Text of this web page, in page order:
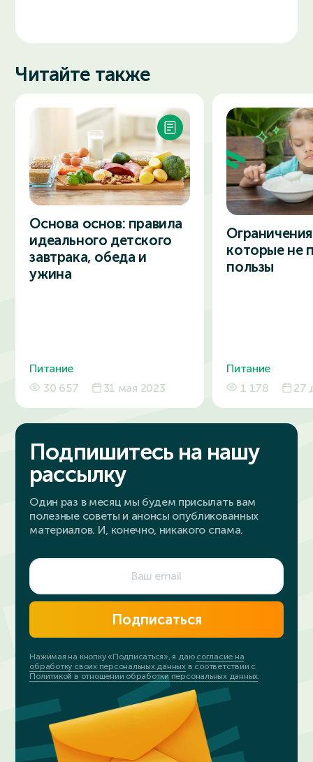
Читайте также
Основа основ: правила
идеального детского
завтрака, обеда и
ужина
Питание
30 657
31 мая 2023
которые не
пользы
Питание
1 178
27
Подпишитесь на нашу
рассылку
Один раз в месяц мы будем присылать вам
полезные советы и анонсы опубликованных
материалов. И, конечно, никакого спама.
Подписаться
Нажимая на кнопку «Подписаться», я даю согласие на
обработку своих персональных данных в соответствии с
Политикой в отношении обработки персональных данных